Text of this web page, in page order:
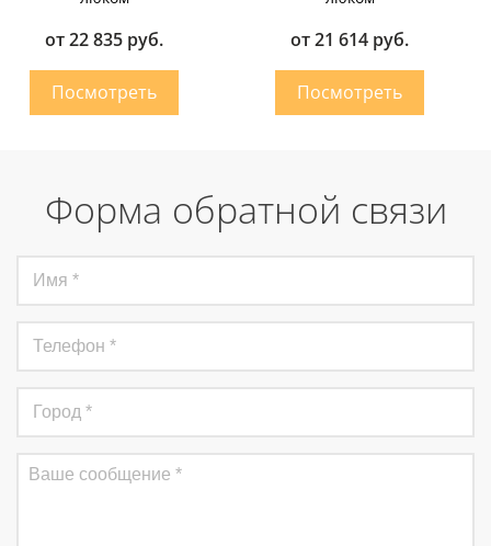
от 22 835 руб. от 21 614 руб.
Форма обратной связи